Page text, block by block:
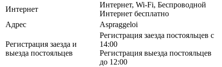
Интернет
Интернет, Wi-Fi, Беспроводной
Интернет бесплатно
Адрес
Aspraggeloi
Регистрация заезда и
выезда постояльцев
Регистрация заезда постояльцев с
14:00
Регистрация выезда постояльцев
до 12:00